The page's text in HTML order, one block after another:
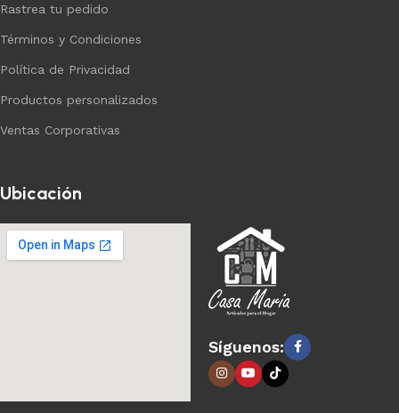
Rastrea tu pedido
Términos y Condiciones
Política de Privacidad
Productos personalizados
Ventas Corporativas
Ubicación
Síguenos: